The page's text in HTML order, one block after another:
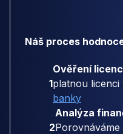
Náš proces
1
Ověření
platnou licenci
banky
2
Analýza